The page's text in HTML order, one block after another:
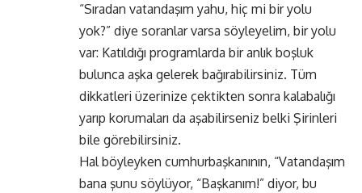
“Sıradan vatandaşım yahu, hiç mi bir yolu
yok?” diye soranlar varsa söyleyelim, bir yolu
var: Katıldığı programlarda bir anlık boşluk
bulunca aşka gelerek bağırabilirsiniz. Tüm
dikkatleri üzerinize çektikten sonra kalabalığı
yarıp korumaları da aşabilirseniz belki Şirinleri
bile görebilirsiniz.
Hal böyleyken cumhurbaşkanının, “Vatandaşım
bana şunu söylüyor, “Başkanım!” diyor, bu